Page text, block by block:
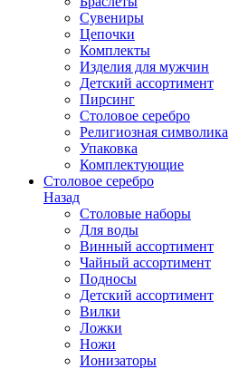
Сувениры
Цепочки
Комплекты
Изделия для мужчин
Детский ассортимент
Пирсинг
Столовое серебро
Религиозная символика
Упаковка
Комплектующие
Столовое серебро
Назад
Столовые наборы
Для воды
Винный ассортимент
Чайный ассортимент
Подносы
Детский ассортимент
Вилки
Ложки
Ножи
Ионизаторы